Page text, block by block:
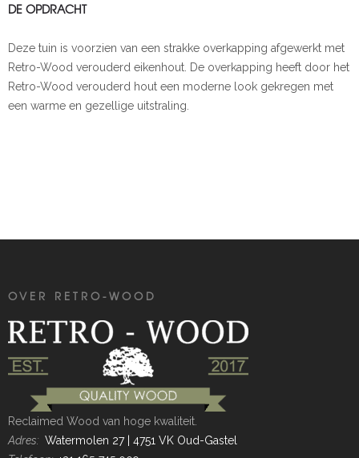
DE OPDRACHT
Deze tuin is voorzien van een strakke overkapping afgewerkt met
Retro-Wood verouderd eikenhout. De overkapping heeft door het
Retro-Wood verouderd hout een moderne look gekregen met
een warme en gezellige uitstraling.
OVER RETRO-WOOD
Reclaimed Wood van hoge kwaliteit.
Adres: Watermolen 27 | 4751 VK Oud-Gastel